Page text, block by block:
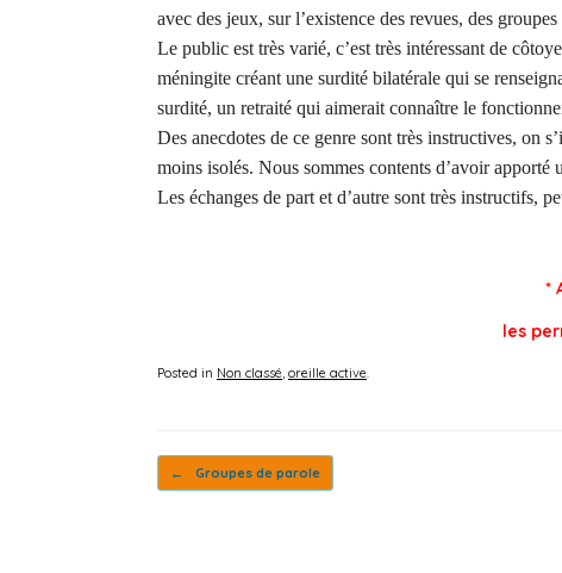
avec des jeux, sur l’existence des revues, des
Le public est très varié, c’est très intéressant de
méningite créant une surdité bilatérale qui se
surdité, un retraité qui aimerait connaître le
Des anecdotes de ce genre sont très instructives, on
moins isolés. Nous sommes contents d’avoir
Les échanges de part et d’autre sont très instructifs,
*
les
Posted in Non classé, oreille active.
Post navigation
← Groupes de parole